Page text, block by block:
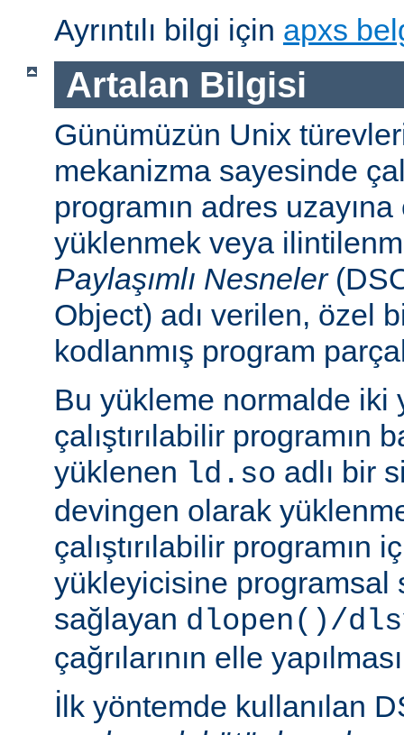
Ayrıntılı bilgi için apxs
Artalan Bilgisi
Günümüzün Unix
mekanizma sayesinde
programın adres uzayına
yüklenmek veya
Paylaşımlı Nesneler
Object) adı verilen, özel
kodlanmış program
Bu yükleme normalde iki
çalıştırılabilir programın
yüklenen ld.so adlı bir
devingen olarak
çalıştırılabilir programın
yükleyicisine programsal
sağlayan dlopen()/
çağrılarının elle
İlk yöntemde kullanılan